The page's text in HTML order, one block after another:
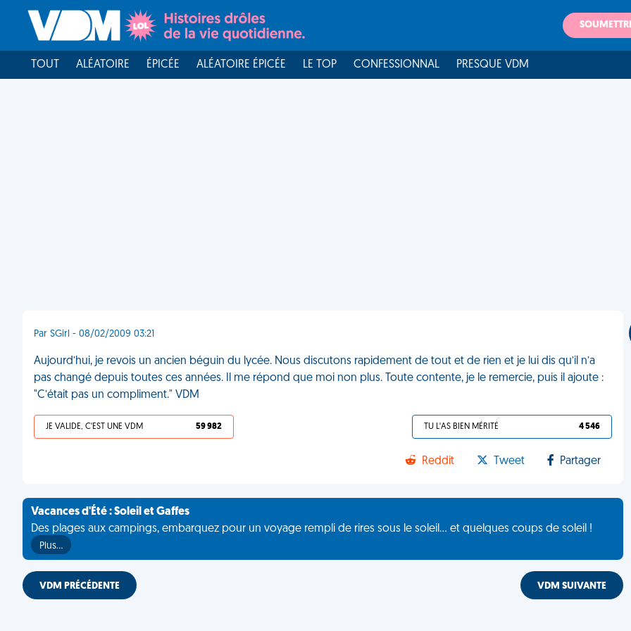
TOUT ALÉATOIRE ÉPICÉE ALÉATOIRE ÉPICÉE LE TOP CONFESSIONNAL PRESQUE VDM
Par SGirl - 08/02/2009 03:21
Aujourd’hui, je revois un ancien béguin du lycée. Nous discutons rapidement de tout et de rien et je lui dis qu’il n’a
pas changé depuis toutes ces années. Il me répond que moi non plus. Toute contente, je le remercie, puis il ajoute :
"C’était pas un compliment." VDM
JE VALIDE, C'EST UNE VDM 59 982 TU L'AS BIEN MÉRITÉ 4 546
Reddit Tweet Partager
Vacances d'Été : Soleil et Gaffes
Des plages aux campings, embarquez pour un voyage rempli de rires sous le soleil... et quelques coups de soleil !
Plus…
VDM PRÉCÉDENTE VDM SUIVANTE